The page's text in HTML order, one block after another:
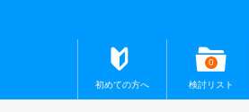
初めての方へ
0
検討リスト